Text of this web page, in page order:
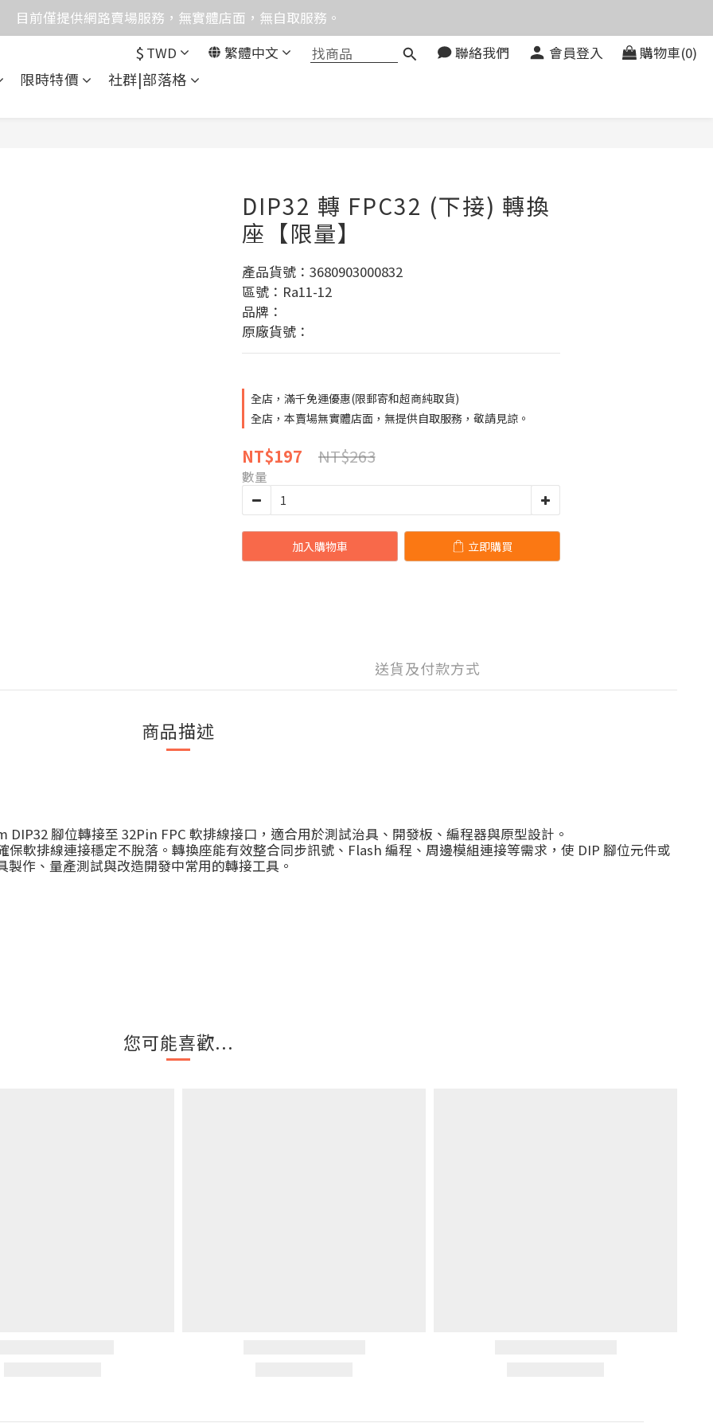
均含稅，下單享優惠！歡迎大量採購，由專人提供專案報價。
目前僅提供網路賣場服務，無實體店面，無自取服務。
異常，暫時無法正常接聽來電，請改播0989250580或是0962083580
均含稅，下單享優惠！歡迎大量採購，由專人提供專案報價。
$ TWD 繁體中文 聯絡我們 會員登入 購物車(0)
限時特價 社群|部落格
DIP32 轉 FPC32 (下接) 轉換
座【限量】
產品貨號：3680903000832
區號：Ra11-12
品牌：
原廠貨號：
全店，滿千免運優惠(限郵寄和超商純取貨)
全店，本賣場無實體店面，無提供自取服務，敬請見諒。
NT$197 NT$263
數量
加入購物車 立即購買
送貨及付款方式
商品描述
腳位轉接至 32Pin FPC 軟排線接口，適合用於測試治具、開發板、編程器與原型設計。
軟排線連接穩定不脫落。轉換座能有效整合同步訊號、Flash 編程、周邊模組連接等需求，使 DIP 腳位元件或
作、量產測試與改造開發中常用的轉接工具。
您可能喜歡...